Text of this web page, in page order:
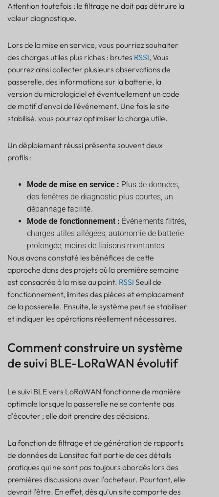
Attention toutefois : le filtrage ne doit pas détruire la
valeur diagnostique.
Lors de la mise en service, vous pourriez souhaiter
des charges utiles plus riches : brutes RSSI, Vous
pourrez ainsi collecter plusieurs observations de
passerelle, des informations sur la batterie, la
version du micrologiciel et éventuellement un code
de motif d'envoi de l'événement. Une fois le site
stabilisé, vous pourrez optimiser la charge utile.
Un déploiement réussi présente souvent deux
profils :
Mode de mise en service : Plus de données,
des fenêtres de diagnostic plus courtes, un
dépannage facilité.
Mode de fonctionnement : Événements filtrés,
charges utiles allégées, autonomie de batterie
prolongée, moins de liaisons montantes.
Nous avons constaté les bénéfices de cette
approche dans des projets où la première semaine
est consacrée à la mise au point. RSSI Seuil de
fonctionnement, limites des pièces et emplacement
de la passerelle. Ensuite, le système peut se stabiliser
et indiquer les opérations réellement nécessaires.
Comment construire un système
de suivi BLE-LoRaWAN évolutif
Le suivi BLE vers LoRaWAN fonctionne de manière
optimale lorsque la passerelle ne se contente pas
d'écouter ; elle doit prendre des décisions.
La fonction de filtrage et de génération de rapports
de données de Lansitec fait partie de ces détails
pratiques qui ne sont pas toujours abordés lors des
premières discussions avec l'acheteur. Pourtant, elle
devrait l'être. En effet, dès qu'un site comporte des